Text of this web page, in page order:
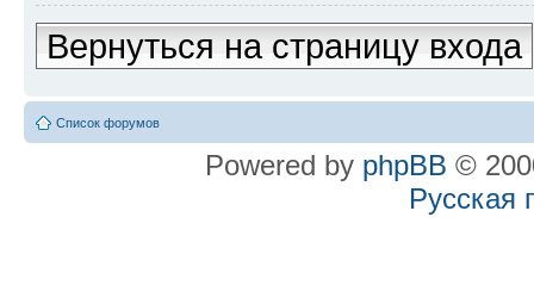
Вернуться на страницу входа
Список форумов
Powered by phpBB ©
Русская